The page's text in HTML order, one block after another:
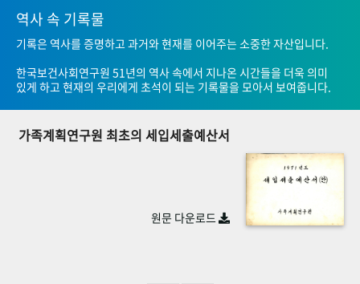
연구 역사
정책과 연구 키워드로 보는 연구 역사
연구자들
기록물 아카이브
사진 아카이브 문서 기록물 행정박물
숫자로 보는 50년 50+1주년 광장
역사 속 기록물
기록은 역사를 증명하고 과거와 현재를 이어주는 소중한 자산입니다.
한국보건사회연구원 51년의 역사 속에서 지나온 시간들을 더욱 의미
있게 하고 현재의 우리에게 초석이 되는 기록물을 모아서 보여줍니다.
가족계획연구원 최초의 세입세출예산서
원문 다운로드